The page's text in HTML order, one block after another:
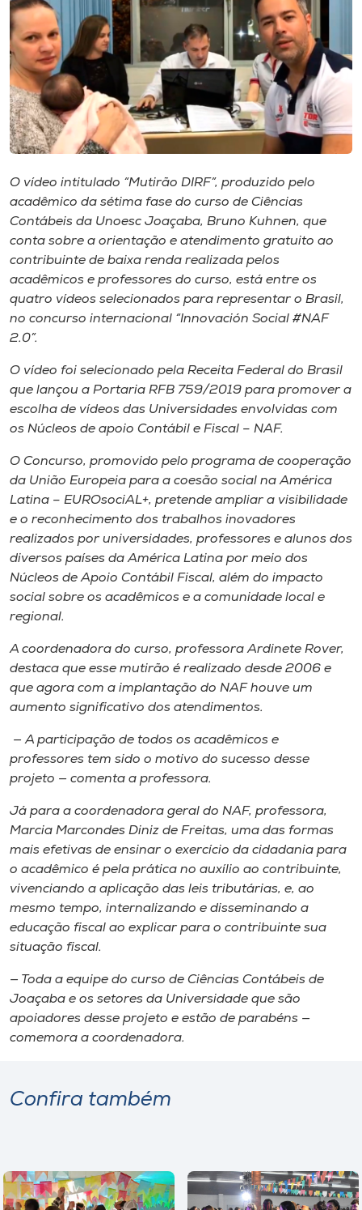
Editora
Rádio
Museu
Unoesc
Store
Selecione
O vídeo intitulado “Mutirão DIRF”, produzido pelo
acadêmico da sétima fase do curso de Ciências
Contábeis da Unoesc Joaçaba, Bruno Kuhnen, que
conta sobre a orientação e atendimento gratuito ao
contribuinte de baixa renda realizada pelos
acadêmicos e professores do curso, está entre os
quatro vídeos selecionados para representar o Brasil,
no concurso internacional “Innovación Social #NAF
2.0”.
O vídeo foi selecionado pela Receita Federal do Brasil
que lançou a Portaria RFB 759/2019 para promover a
escolha de vídeos das Universidades envolvidas com
os Núcleos de apoio Contábil e Fiscal – NAF.
O Concurso, promovido pelo programa de cooperação
da União Europeia para a coesão social na América
Latina – EUROsociAL+, pretende ampliar a visibilidade
e o reconhecimento dos trabalhos inovadores
realizados por universidades, professores e alunos dos
diversos países da América Latina por meio dos
Núcleos de Apoio Contábil Fiscal, além do impacto
social sobre os acadêmicos e a comunidade local e
regional.
A coordenadora do curso, professora Ardinete Rover,
destaca que esse mutirão é realizado desde 2006 e
que agora com a implantação do NAF houve um
aumento significativo dos atendimentos.
— A participação de todos os acadêmicos e
professores tem sido o motivo do sucesso desse
projeto — comenta a professora.
Já para a coordenadora geral do NAF, professora,
Marcia Marcondes Diniz de Freitas, uma das formas
mais efetivas de ensinar o exercício da cidadania para
o acadêmico é pela prática no auxílio ao contribuinte,
vivenciando a aplicação das leis tributárias, e, ao
mesmo tempo, internalizando e disseminando a
educação fiscal ao explicar para o contribuinte sua
situação fiscal.
— Toda a equipe do curso de Ciências Contábeis de
Joaçaba e os setores da Universidade que são
apoiadores desse projeto e estão de parabéns —
comemora a coordenadora.
Confira também